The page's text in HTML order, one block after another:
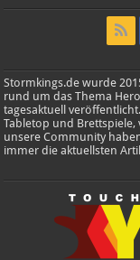
Stormkings.de wurde
rund um das Thema
tagesaktuell
Tabletop und Brettspiele,
unsere Community
immer die aktuellsten